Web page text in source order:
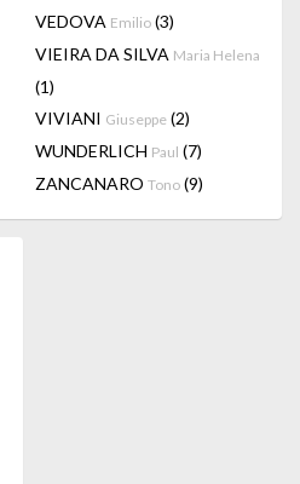
VEDOVA Emilio (3)
VIEIRA DA SILVA Maria Helena
(1)
VIVIANI Giuseppe (2)
WUNDERLICH Paul (7)
ZANCANARO Tono (9)